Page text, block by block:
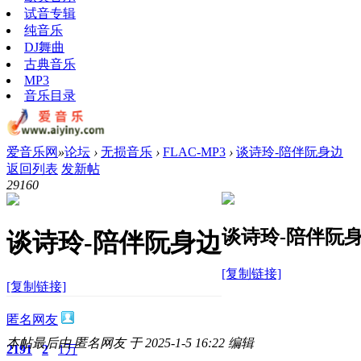
试音专辑
纯音乐
DJ舞曲
古典音乐
MP3
音乐目录
爱音乐网 »论坛 › 无损音乐 › FLAC-MP3 › 谈诗玲-陪伴阮身边
返回列表 发新帖
29160
谈诗玲-陪伴阮身边
[复制链接]
谈诗玲-陪伴阮
[复制链接]
匿名网友
2191 2 1万
本帖最后由 匿名网友 于 2025-1-5 16:22 编辑